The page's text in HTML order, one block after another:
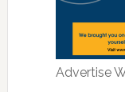
Advertise